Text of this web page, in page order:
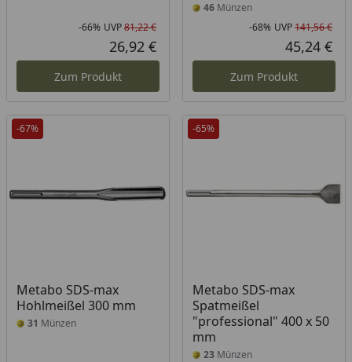
Rabatt in Prozent
-66%
Ursprünglicher Preis
UVP81,22 €
Aktueller Preis
26,92 €
Zum Produkt
46Münzen
-68% UVP141,56 €
45,24 €
Zum Produkt
-67%
Metabo SDS-max
Hohlmeißel 300 mm
31 Münzen
-65%
Metabo SDS-max
Spatmeißel
"professional" 400 x 50
mm
23Münzen